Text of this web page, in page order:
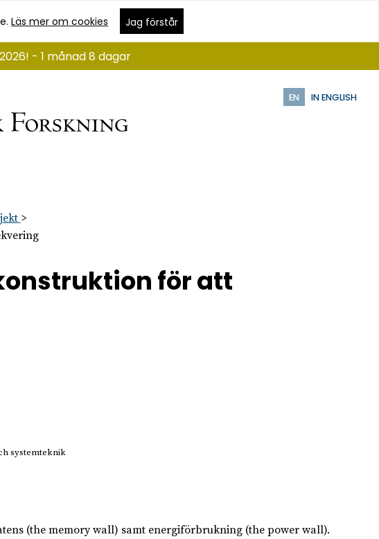
Läs mer om cookies Jag förstår
EN IN ENGLISH
- 1 månad 8 dagar
för att
systemteknik
(the memory wall) samt energiförbrukning (the power wall).